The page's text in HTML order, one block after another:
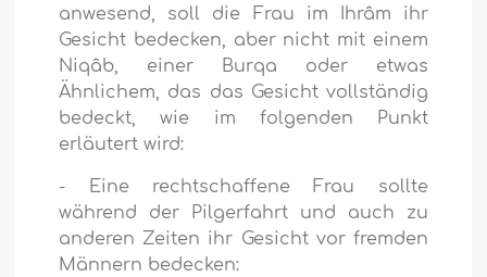
anwesend, soll die Frau im Ihrâm ihr
Gesicht bedecken, aber nicht mit einem
Niqâb, einer Burqa oder etwas
Ähnlichem, das das Gesicht vollständig
bedeckt, wie im folgenden Punkt
erläutert wird:
- Eine rechtschaffene Frau sollte
während der Pilgerfahrt und auch zu
anderen Zeiten ihr Gesicht vor fremden
Männern bedecken: